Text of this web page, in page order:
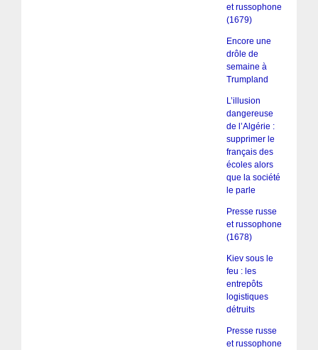
et russophone
(1679)
Encore une
drôle de
semaine à
Trumpland
L’illusion
dangereuse
de l’Algérie :
supprimer le
français des
écoles alors
que la société
le parle
Presse russe
et russophone
(1678)
Kiev sous le
feu : les
entrepôts
logistiques
détruits
Presse russe
et russophone